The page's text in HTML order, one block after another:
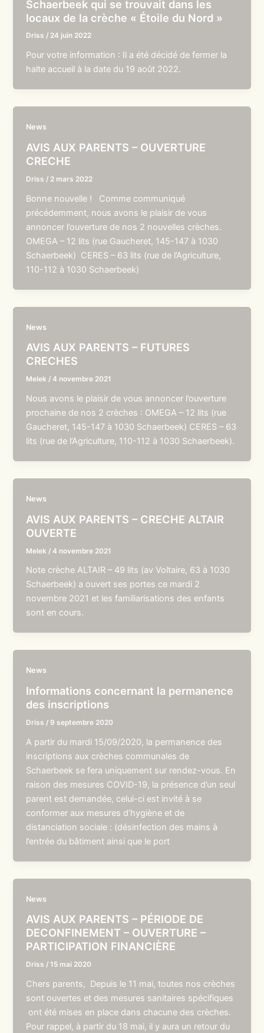
Schaerbeek qui se trouvait dans les
locaux de la crèche « Étoile du Nord »
Driss / 24 juin 2022
Pour votre information : Il a été décidé de fermer la
halte accueil à la date du 19 août 2022.
News
AVIS AUX PARENTS – OUVERTURE
CRECHE
Driss / 2 mars 2022
Bonne nouvelle ! Comme communiqué
précédemment, nous avons le plaisir de vous
annoncer l’ouverture de nos 2 nouvelles crèches.
OMEGA – 12 lits (rue Gaucheret, 145-147 à 1030
Schaerbeek) CERES – 63 lits (rue de l’Agriculture,
110-112 à 1030 Schaerbeek)
News
AVIS AUX PARENTS – FUTURES
CRECHES
Melek /4 novembre 2021
Nous avons le plaisir de vous annoncer l’ouverture
prochaine de nos 2 crèches : OMEGA – 12 lits (rue
Gaucheret, 145-147 à 1030 Schaerbeek) CERES – 63
lits (rue de l’Agriculture, 110-112 à 1030 Schaerbeek).
News
AVIS AUX PARENTS – CRECHE ALTAIR
OUVERTE
Melek /4 novembre 2021
Note crèche ALTAIR – 49 lits (av Voltaire, 63 à 1030
Schaerbeek) a ouvert ses portes ce mardi 2
novembre 2021 et les familiarisations des enfants
sont en cours.
News
Informations concernant la permanence
des inscriptions
Driss / 9 septembre 2020
A partir du mardi 15/09/2020, la permanence des
inscriptions aux crèches communales de
Schaerbeek se fera uniquement sur rendez-vous. En
raison des mesures COVID-19, la présence d’un seul
parent est demandée, celui-ci est invité à se
conformer aux mesures d’hygiène et de
distanciation sociale : (désinfection des mains à
l’entrée du bâtiment ainsi que le port
News
AVIS AUX PARENTS – PÉRIODE DE
DECONFINEMENT – OUVERTURE –
PARTICIPATION FINANCIÈRE
Driss /15 mai 2020
Chers parents, Depuis le 11 mai, toutes nos crèches
sont ouvertes et des mesures sanitaires spécifiques
ont été mises en place dans chacune des crèches.
Pour rappel, à partir du 18 mai, il y aura un retour du